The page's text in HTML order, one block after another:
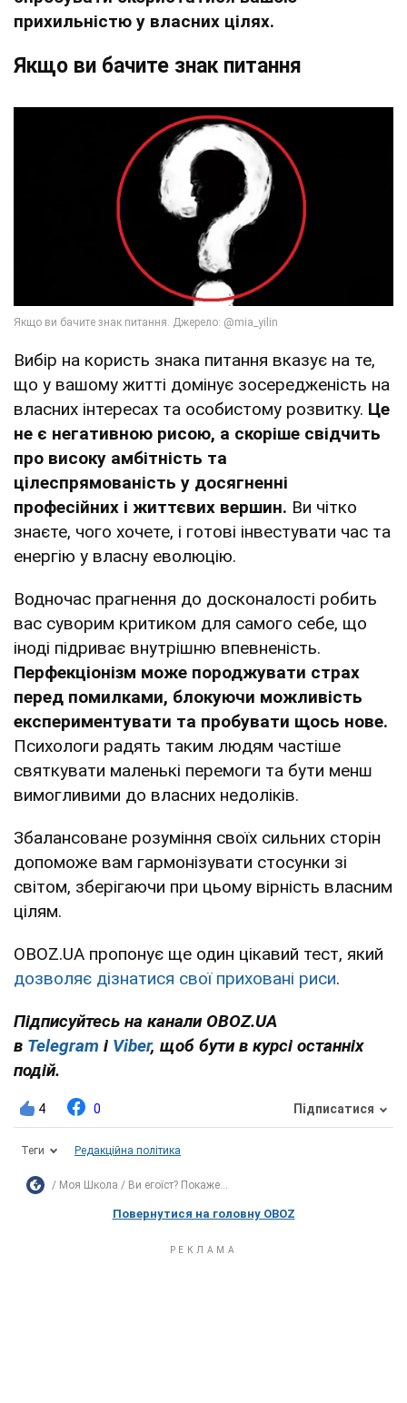
прихильністю у власних цілях.
Якщо ви бачите знак питання
Вибір на користь знака питання вказує на те,
що у вашому житті домінує зосередженість на
власних інтересах та особистому розвитку. Це
не є негативною рисою, а скоріше свідчить
про високу амбітність та
цілеспрямованість у досягненні
професійних і життєвих вершин. Ви чітко
знаєте, чого хочете, і готові інвестувати час та
енергію у власну еволюцію.
Водночас прагнення до досконалості робить
вас суворим критиком для самого себе, що
іноді підриває внутрішню впевненість.
Перфекціонізм може породжувати страх
перед помилками, блокуючи можливість
експериментувати та пробувати щось нове.
Психологи радять таким людям частіше
святкувати маленькі перемоги та бути менш
вимогливими до власних недоліків.
Збалансоване розуміння своїх сильних сторін
допоможе вам гармонізувати стосунки зі
світом, зберігаючи при цьому вірність власним
цілям.
OBOZ.UA пропонує ще один цікавий тест, який
дозволяє дізнатися свої приховані риси.
Підписуйтесь на канали OBOZ.UA
в Telegram і Viber, щоб бути в курсі останніх
подій.
4 0 Підписатися
Теги Редакційна політика
Моя Школа Ви егоїст? Покаже...
Повернутися на головну OBOZ